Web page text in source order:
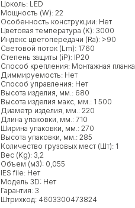
Цоколь: LED
Мощность (W): 22
Особенность конструкции: Нет
Цветовая температура (K): 3000
Индекс цветопередачи (Ra): >90
Световой поток (Lm): 1760
Степень защиты (iP): IP20
Способ крепления: Монтажная планка
Диммируемость: Нет
Способ управления: Нет
Высота изделия, мм.: 680
Высота изделия макс, мм.: 1 500
Диаметр изделия, мм.: 220
Длина упаковки, мм.: 710
Ширина упаковки, мм.: 270
Высота упаковки, мм.: 285
Количество грузовых мест (Шт): 1
Вес (Kg): 3,2
Объем (м3): 0,055
IES file: Нет
Модель 3D: Нет
Гарантия: 3
Штрихкод: 4603300473824